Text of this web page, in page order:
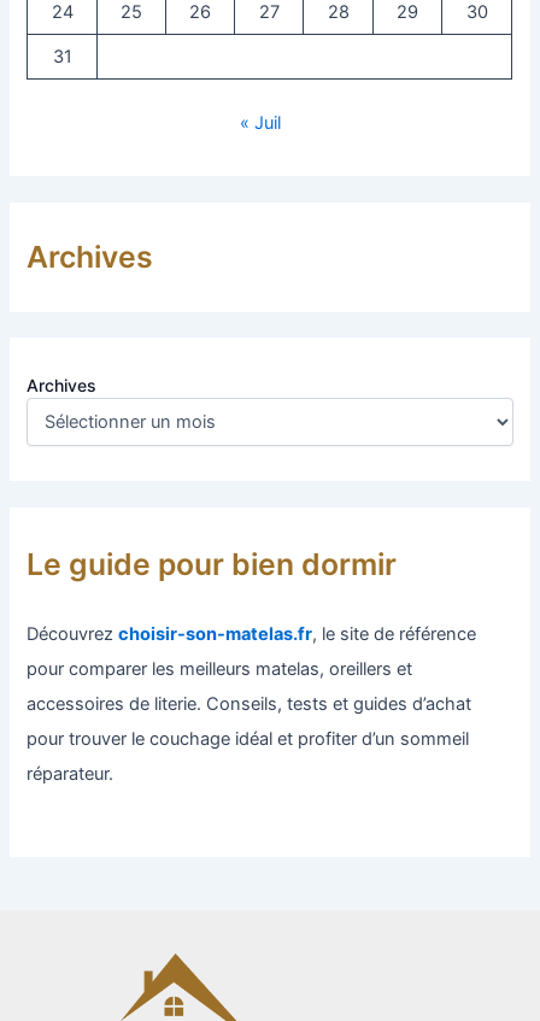
24 25 26 27 28 29 30
31
« Juil
Archives
Archives
Le guide pour bien dormir
Découvrezchoisir-son-matelas.fr, le site de référence
pour comparer les meilleurs matelas, oreillers et
accessoires de literie. Conseils, tests et guides d’achat
pour trouver le couchage idéal et profiter d’un sommeil
réparateur.